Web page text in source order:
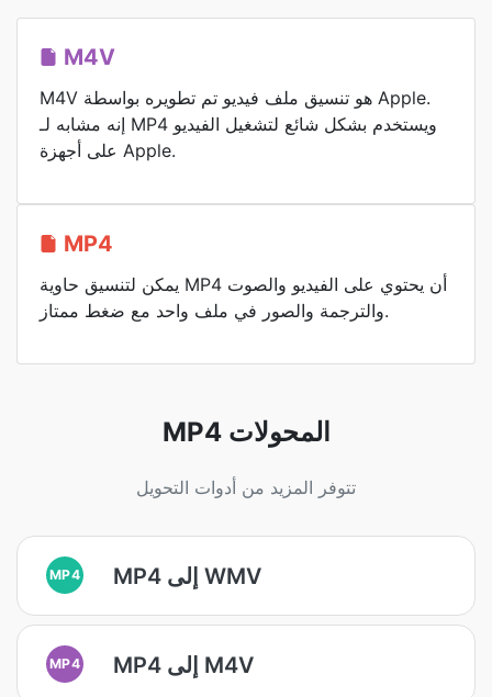
M4V
M4V هو تنسيق ملف فيديو تم تطويره بواسطة Apple.
إنه مشابه لـ MP4 ويستخدم بشكل شائع لتشغيل الفيديو
على أجهزة Apple.
MP4
يمكن لتنسيق حاوية MP4 أن يحتوي على الفيديو والصوت
والترجمة والصور في ملف واحد مع ضغط ممتاز.
MP4 المحولات
تتوفر المزيد من أدوات التحويل
MP4 MP4 إلى WMV
MP4 MP4 إلى M4V